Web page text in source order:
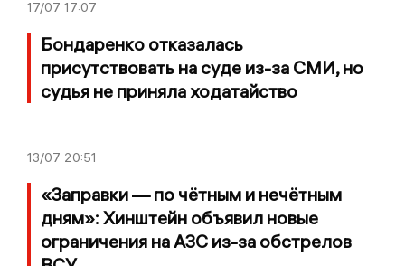
17/07 17:07
Бондаренко отказалась
присутствовать на суде из-за СМИ, но
судья не приняла ходатайство
13/07 20:51
«Заправки — по чётным и нечётным
дням»: Хинштейн объявил новые
ограничения на АЗС из-за обстрелов